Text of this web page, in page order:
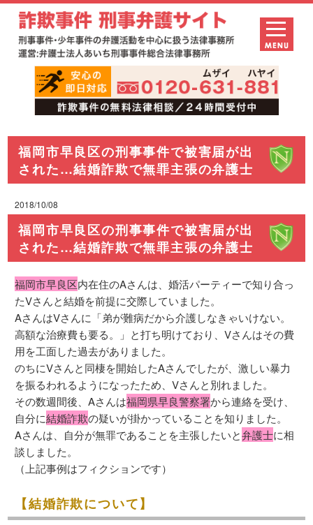
福岡市早良区の刑事事件で被害届が出
された…結婚詐欺で無罪主張の弁護士
2018/10/08
福岡市早良区の刑事事件で被害届が出
された…結婚詐欺で無罪主張の弁護士
福岡市早良区内在住のAさんは、婚活パーティーで知り合っ
たVさんと結婚を前提に交際していました。
AさんはVさんに「弟が難病だから介護しなきゃいけない。
高額な治療費も要る。」と打ち明けており、Vさんはその費
用を工面した過去がありました。
のちにVさんと同棲を開始したAさんでしたが、激しい暴力
を振るわれるようになったため、Vさんと別れました。
その数週間後、Aさんは福岡県早良警察署から連絡を受け、
自分に結婚詐欺の疑いが掛かっていることを知りました。
Aさんは、自分が無罪であることを主張したいと弁護士に相
談しました。
（上記事例はフィクションです）
【結婚詐欺について】